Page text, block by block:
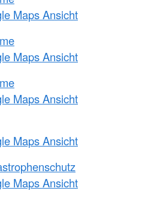
Maps Ansicht
Maps Ansicht
Maps Ansicht
Maps Ansicht
Maps Ansicht